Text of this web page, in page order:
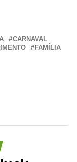
CARNAVAL
FAMÍLIA